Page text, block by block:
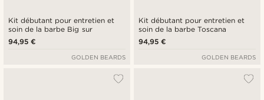
Kit débutant pour entretien et
soin de la barbe Big sur
94,95 €
GOLDEN BEARDS
Kit débutant pour entretien et
soin de la barbe Toscana
94,95 €
GOLDEN BEARDS